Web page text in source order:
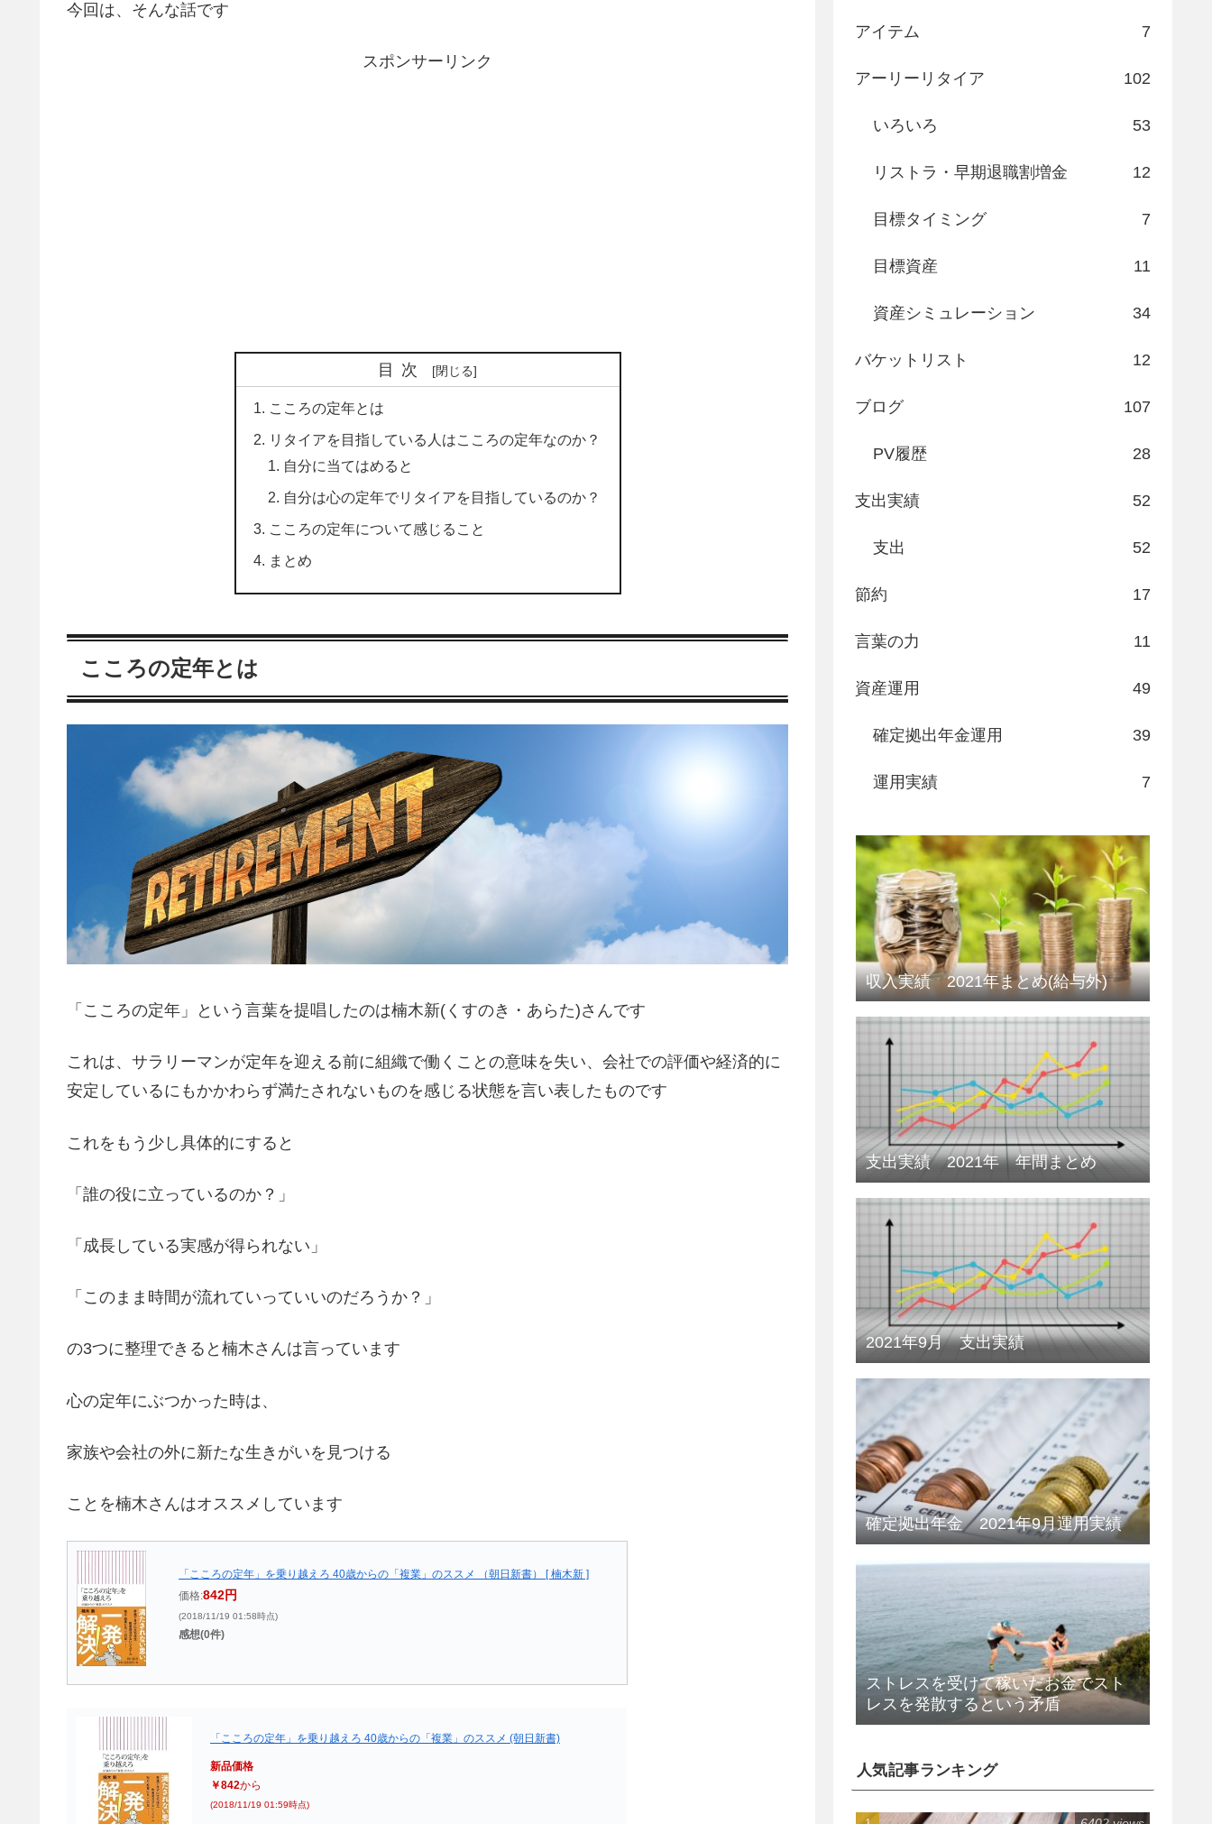
今回は、そんな話です
スポンサーリンク
目次
こころの定年とは
リタイアを目指している人はこころの定年なのか？
自分に当てはめると
自分は心の定年でリタイアを目指しているのか？
こころの定年について感じること
まとめ
こころの定年とは
「こころの定年」という言葉を提唱したのは楠木新(くすのき・あらた)さんです
これは、サラリーマンが定年を迎える前に組織で働くことの意味を失い、会社での評価や経済的に
安定しているにもかかわらず満たされないものを感じる状態を言い表したものです
これをもう少し具体的にすると
「誰の役に立っているのか？」
「成長している実感が得られない」
「このまま時間が流れていっていいのだろうか？」
の3つに整理できると楠木さんは言っています
心の定年にぶつかった時は、
家族や会社の外に新たな生きがいを見つける
ことを楠木さんはオススメしています
「こころの定年」を乗り越えろ 40歳からの「複業」のススメ （朝日新書） [ 楠木新 ]
価格:842円
(2018/11/19 01:58時点)
感想(0件)
「こころの定年」を乗り越えろ 40歳からの「複業」のススメ (朝日新書)
新品価格
￥842から
(2018/11/19 01:59時点)
アイテム 7
アーリーリタイア 102
いろいろ 53
リストラ・早期退職割増金 12
目標タイミング 7
目標資産 11
資産シミュレーション 34
バケットリスト 12
ブログ 107
PV履歴 28
支出実績 52
支出 52
節約 17
言葉の力 11
資産運用 49
確定拠出年金運用 39
運用実績 7
収入実績 2021年まとめ(給与外)
支出実績 2021年 年間まとめ
2021年9月 支出実績
確定拠出年金 2021年9月運用実績
ストレスを受けて稼いだお金でスト
レスを発散するという矛盾
人気記事ランキング